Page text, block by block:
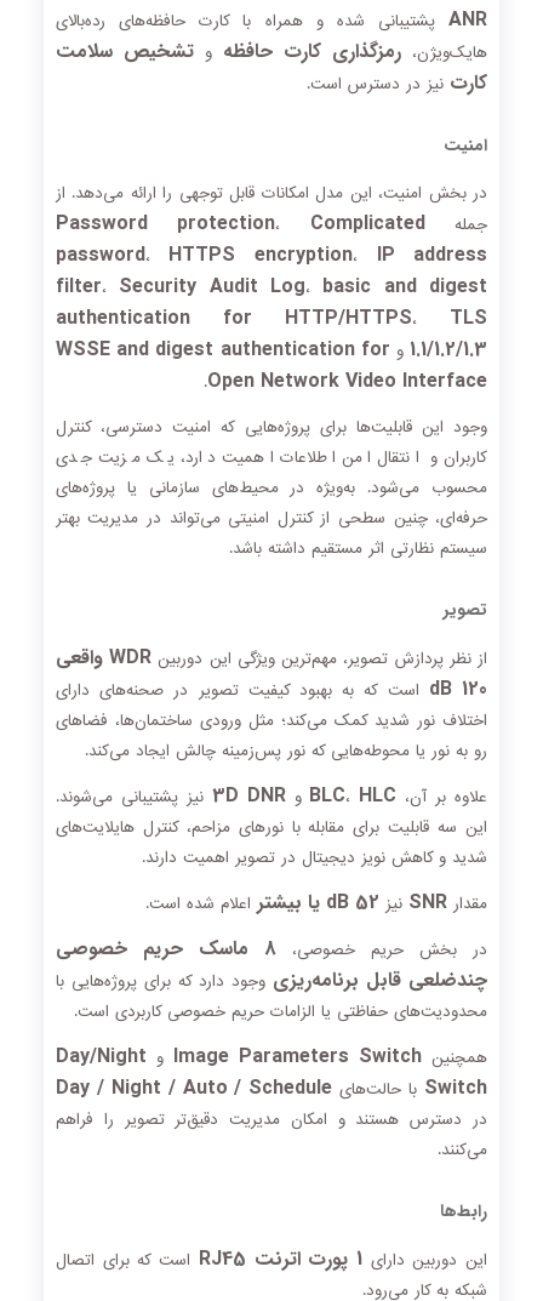
ANRپشتیبانی شده و همراه با کارت حافظه‌های رده‌بالای
هایک‌ویژن، رمزگذاری کارت حافظه وتشخیص سلامت
کارت نیز در دسترس است.
امنیت
در بخش امنیت، این مدل امکانات قابل توجهی را ارائه می‌دهد. از
جمله
Password protection، Complicated
password، HTTPS encryption، IP address
filter، Security Audit Log، basic and digest
authentication for HTTP/HTTPS، TLS
1.1/1.2/1.3 و WSSE and digest authentication for
Open Network Video Interface
.
وجود این قابلیت‌ها برای پروژه‌هایی که امنیت دسترسی، کنترل
کاربران و انتقال امن اطلاعات اهمیت دارد، یک مزیت جدی
محسوب می‌شود. به‌ویژه در محیط‌های سازمانی یا پروژه‌های
حرفه‌ای، چنین سطحی از کنترل امنیتی می‌تواند در مدیریت بهتر
سیستم نظارتی اثر مستقیم داشته باشد.
تصویر
از نظر پردازش تصویر، مهم‌ترین ویژگی این دوربین
WDR واقعی
120 dB
است که به بهبود کیفیت تصویر در صحنه‌های دارای
اختلاف نور شدید کمک می‌کند؛ مثل ورودی ساختمان‌ها، فضاهای
رو به نور یا محوطه‌هایی که نور پس‌زمینه چالش ایجاد می‌کند.
علاوه بر آن،
BLC، HLC و3D DNR نیز پشتیبانی می‌شوند.
این سه قابلیت برای مقابله با نورهای مزاحم، کنترل هایلایت‌های
شدید و کاهش نویز دیجیتال در تصویر اهمیت دارند.
مقدار SNR نیز 52 dB یا بیشتر
اعلام شده است.
در بخش حریم خصوصی،
8 ماسک حریم خصوصی
چندضلعی قابل برنامه‌ریزی وجود دارد که برای پروژه‌هایی با
محدودیت‌های حفاظتی یا الزامات حریم خصوصی کاربردی است.
همچنین Image Parameters Switch و Day/Night
Switch با حالت‌های Day / Night / Auto / Schedule
در دسترس هستند و امکان مدیریت دقیق‌تر تصویر را فراهم
می‌کنند.
رابط‌ها
این دوربین دارای1 پورت اترنت RJ45
است که برای اتصال
شبکه به کار می‌رود.